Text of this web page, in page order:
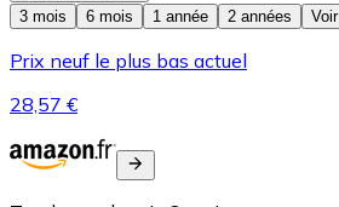
3 mois
6 mois 1 année 2 années
Prix neuf le plus bas actuel
28,57 €